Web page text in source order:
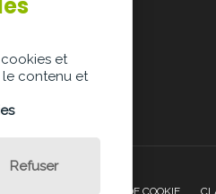
POLITIQUE DE COOKIE
et
contenu et
Refuser